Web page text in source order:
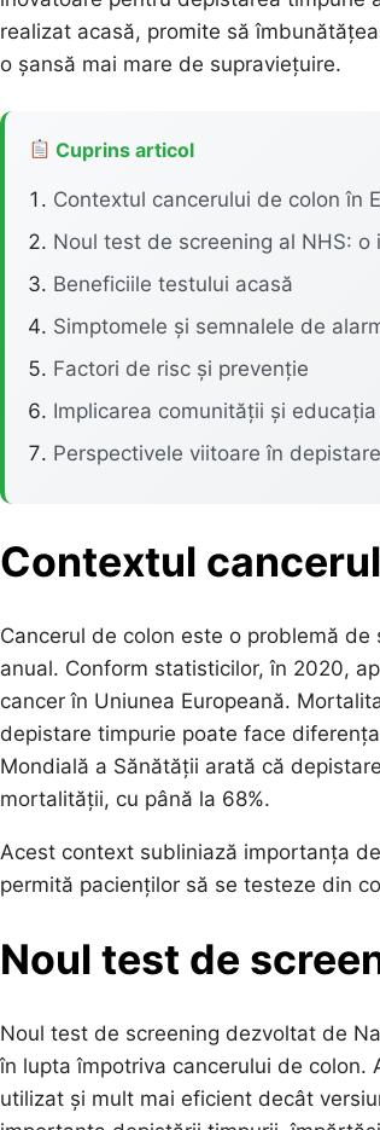
realizat acasă, promite să
o șansă mai mare de supraviețuire.
Cuprins articol
Contextul cancerului de colon în
Noul test de screening al NHS: o
Beneficiile testului acasă
Simptomele și semnalele de
Factori de risc și prevenție
Implicarea comunității și
Perspectivele viitoare în
Contextul
Cancerul de colon este o problemă
anual. Conform statisticilor, în 2020,
cancer în Uniunea Europeană.
depistare timpurie poate face
Mondială a Sănătății arată că
mortalității, cu până la 68%.
Acest context subliniază importanța
permită pacienților să se testeze din
Noul test de
Noul test de screening dezvoltat de
în lupta împotriva cancerului de
utilizat și mult mai eficient decât